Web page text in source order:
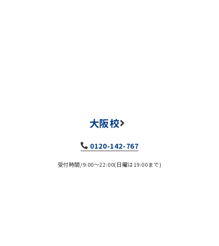
大阪校
0120-142-767
受付時間/9:00～22:00(日曜は19:00まで)